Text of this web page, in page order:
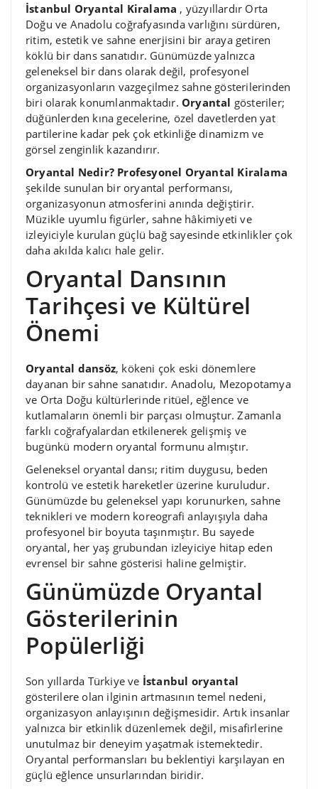
İstanbul Oryantal Kiralama , yüzyıllardır Orta
Doğu ve Anadolu coğrafyasında varlığını sürdüren,
ritim, estetik ve sahne enerjisini bir araya getiren
köklü bir dans sanatıdır. Günümüzde yalnızca
geleneksel bir dans olarak değil, profesyonel
organizasyonların vazgeçilmez sahne gösterilerinden
biri olarak konumlanmaktadır. Oryantal gösteriler;
düğünlerden kına gecelerine, özel davetlerden yat
partilerine kadar pek çok etkinliğe dinamizm ve
görsel zenginlik kazandırır.
Oryantal Nedir? Profesyonel Oryantal Kiralama
şekilde sunulan bir oryantal performansı,
organizasyonun atmosferini anında değiştirir.
Müzikle uyumlu figürler, sahne hâkimiyeti ve
izleyiciyle kurulan güçlü bağ sayesinde etkinlikler çok
daha akılda kalıcı hale gelir.
Oryantal Dansının
Tarihçesi ve Kültürel
Önemi
Oryantal dansöz, kökeni çok eski dönemlere
dayanan bir sahne sanatıdır. Anadolu, Mezopotamya
ve Orta Doğu kültürlerinde ritüel, eğlence ve
kutlamaların önemli bir parçası olmuştur. Zamanla
farklı coğrafyalardan etkilenerek gelişmiş ve
bugünkü modern oryantal formunu almıştır.
Geleneksel oryantal dansı; ritim duygusu, beden
kontrolü ve estetik hareketler üzerine kuruludur.
Günümüzde bu geleneksel yapı korunurken, sahne
teknikleri ve modern koreografi anlayışıyla daha
profesyonel bir boyuta taşınmıştır. Bu sayede
oryantal, her yaş grubundan izleyiciye hitap eden
evrensel bir sahne gösterisi haline gelmiştir.
Günümüzde Oryantal
Gösterilerinin
Popülerliği
Son yıllarda Türkiye ve İstanbul oryantal
gösterilere olan ilginin artmasının temel nedeni,
organizasyon anlayışının değişmesidir. Artık insanlar
yalnızca bir etkinlik düzenlemek değil, misafirlerine
unutulmaz bir deneyim yaşatmak istemektedir.
Oryantal performansları bu beklentiyi karşılayan en
güçlü eğlence unsurlarından biridir.